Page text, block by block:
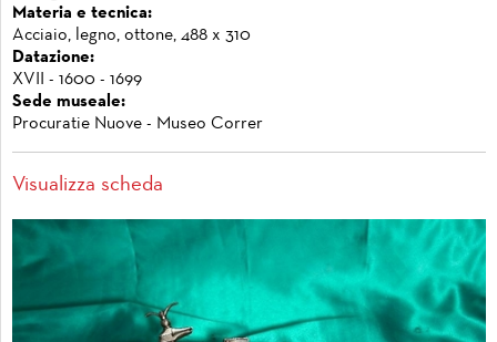
Materia e tecnica:
Acciaio, legno, ottone, 488 x 310
Datazione:
XVII - 1600 - 1699
Sede museale:
Procuratie Nuove - Museo Correr
Visualizza scheda